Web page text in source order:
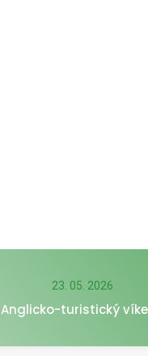
23. 05. 2026
Anglicko-turistický